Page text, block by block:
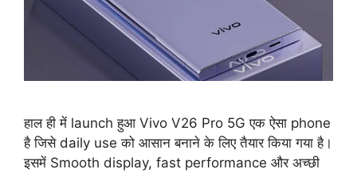
हाल ही में launch हुआ Vivo V26 Pro 5G एक ऐसा phone
है जिसे daily use को आसान बनाने के लिए तैयार किया गया है।
इसमें Smooth display, fast performance और अच्छी